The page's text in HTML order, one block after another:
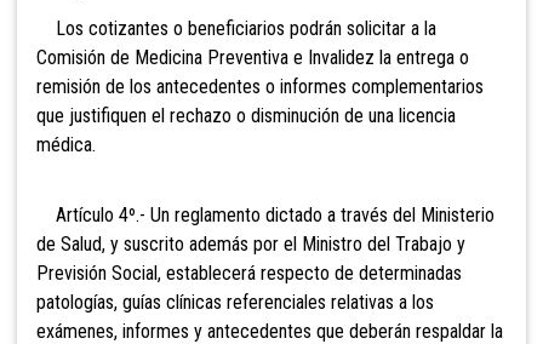
Los cotizantes o beneficiarios podrán solicitar a la
Comisión de Medicina Preventiva e Invalidez la entrega o
remisión de los antecedentes o informes complementarios
que justifiquen el rechazo o disminución de una licencia
médica.
Artículo 4º.- Un reglamento dictado a través del Ministerio
de Salud, y suscrito además por el Ministro del Trabajo y
Previsión Social, establecerá respecto de determinadas
patologías, guías clínicas referenciales relativas a los
exámenes, informes y antecedentes que deberán respaldar la